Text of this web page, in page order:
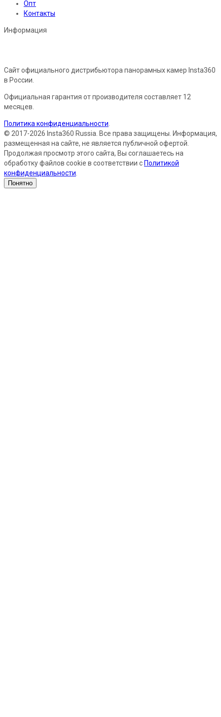
Опт
Контакты
Информация
Сайт официального дистрибьютора панорамных камер Insta360
в России.
Официальная гарантия от производителя составляет 12
месяцев.
Политика конфиденциальности
© 2017-2026 Insta360 Russia. Все права защищены. Информация,
размещенная на сайте, не является публичной офертой.
Продолжая просмотр этого сайта, Вы соглашаетесь на
обработку файлов cookie в соответствии с Политикой
конфиденциальности
Понятно